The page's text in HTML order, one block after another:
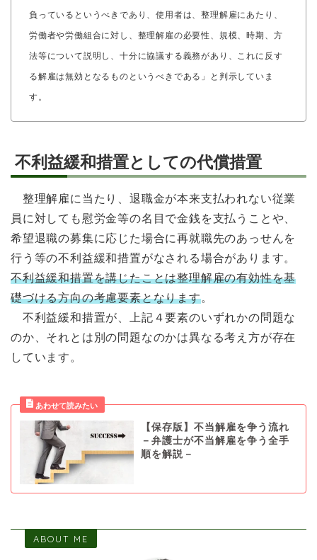
負っているというべきであり、使用者は、整理解雇にあたり、
労働者や労働組合に対し、整理解雇の必要性、規模、時期、方
法等について説明し、十分に協議する義務があり、これに反す
る解雇は無効となるものというべきである」と判示していま
す。
不利益緩和措置としての代償措置
整理解雇に当たり、退職金が本来支払われない従業
員に対しても慰労金等の名目で金銭を支払うことや、
希望退職の募集に応じた場合に再就職先のあっせんを
行う等の不利益緩和措置がなされる場合があります。
不利益緩和措置を講じたことは整理解雇の有効性を基
礎づける方向の考慮要素となります。
不利益緩和措置が、上記４要素のいずれかの問題な
のか、それとは別の問題なのかは異なる考え方が存在
しています。
【保存版】不当解雇を争う流れ
－弁護士が不当解雇を争う全手
順を解説－
ABOUT ME